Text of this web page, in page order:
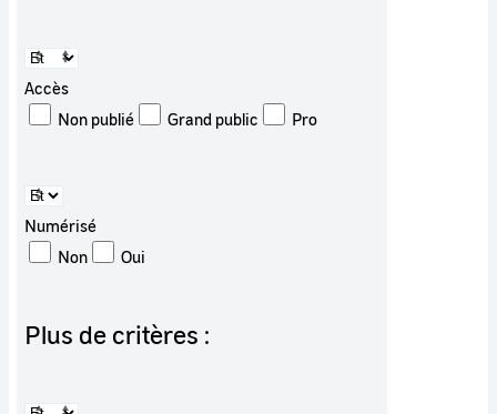
Accès
Non publié
Grand public Pro
Numérisé
Non
Oui
Plus de critères :